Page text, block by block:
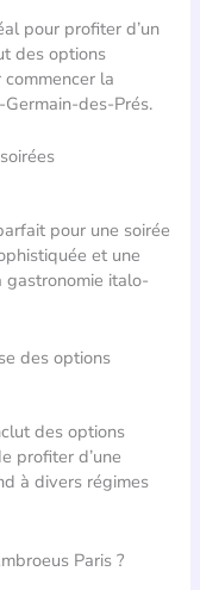
pour profiter d’un
des options
la
des-Prés.
pour une soirée
et une
gastronomie italo-
des options
des options
profiter d’une
à divers régimes
Paris ?